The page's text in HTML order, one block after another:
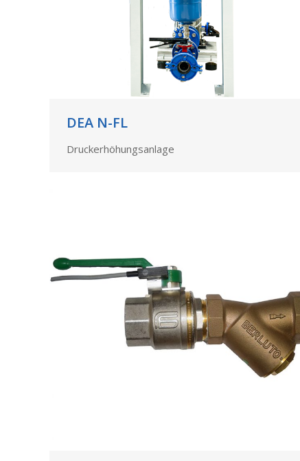
DEA N-FL
Druckerhöhungsanlage